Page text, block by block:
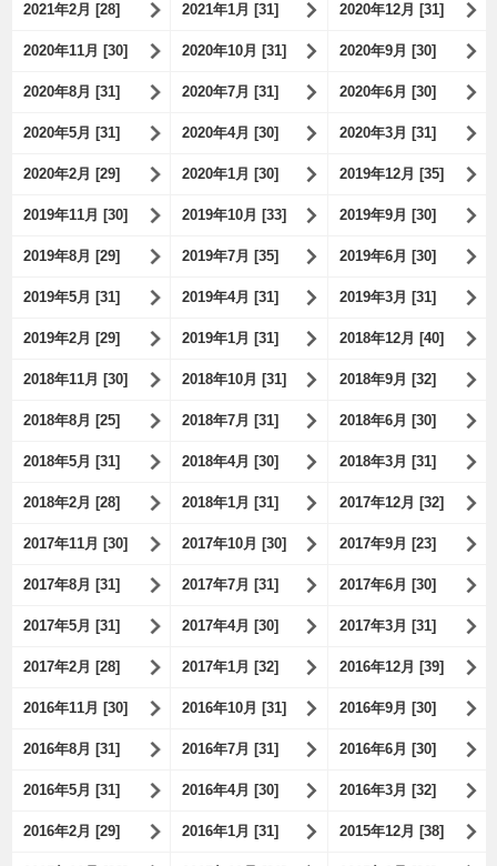
2021年2月 [28] 2021年1月 [31] 2020年12月 [31]
2020年11月 [30] 2020年10月 [31] 2020年9月 [30]
2020年8月 [31] 2020年7月 [31] 2020年6月 [30]
2020年5月 [31] 2020年4月 [30] 2020年3月 [31]
2020年2月 [29] 2020年1月 [30] 2019年12月 [35]
2019年11月 [30] 2019年10月 [33] 2019年9月 [30]
2019年8月 [29] 2019年7月 [35] 2019年6月 [30]
2019年5月 [31] 2019年4月 [31] 2019年3月 [31]
2019年2月 [29] 2019年1月 [31] 2018年12月 [40]
2018年11月 [30] 2018年10月 [31] 2018年9月 [32]
2018年8月 [25] 2018年7月 [31] 2018年6月 [30]
2018年5月 [31] 2018年4月 [30] 2018年3月 [31]
2018年2月 [28] 2018年1月 [31] 2017年12月 [32]
2017年11月 [30] 2017年10月 [30] 2017年9月 [23]
2017年8月 [31] 2017年7月 [31] 2017年6月 [30]
2017年5月 [31] 2017年4月 [30] 2017年3月 [31]
2017年2月 [28] 2017年1月 [32] 2016年12月 [39]
2016年11月 [30] 2016年10月 [31] 2016年9月 [30]
2016年8月 [31] 2016年7月 [31] 2016年6月 [30]
2016年5月 [31] 2016年4月 [30] 2016年3月 [32]
2016年2月 [29] 2016年1月 [31] 2015年12月 [38]